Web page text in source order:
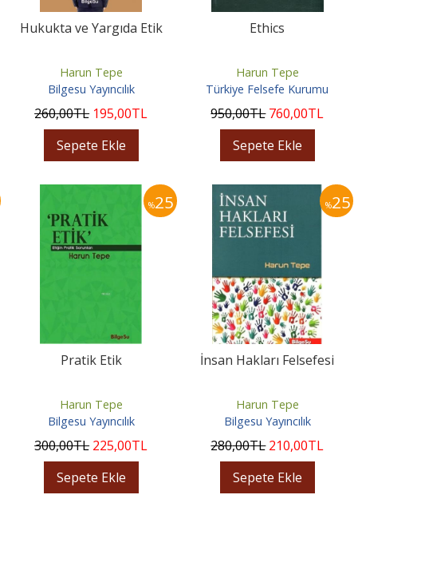
Hukukta ve Yargıda Etik
Harun Tepe
Bilgesu Yayıncılık
260,00TL 195,00TL
Sepete Ekle
Ethics
Harun Tepe
Türkiye Felsefe Kurumu
950,00TL 760,00TL
Sepete Ekle
%25
Pratik Etik
Harun Tepe
Bilgesu Yayıncılık
300,00TL 225,00TL
Sepete Ekle
%25
İnsan Hakları Felsefesi
Harun Tepe
Bilgesu Yayıncılık
280,00TL 210,00TL
Sepete Ekle